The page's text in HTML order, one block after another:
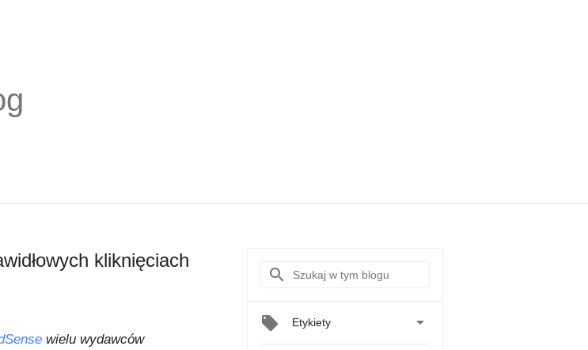
kliknięciach
wielu wydawców
Etykiety 